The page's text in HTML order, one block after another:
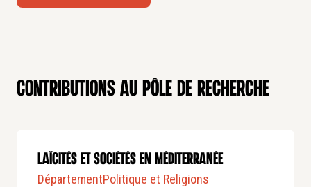
Contributions au pôle de recherche
Laïcités et sociétés en méditerranée
DépartementPolitique et Religions